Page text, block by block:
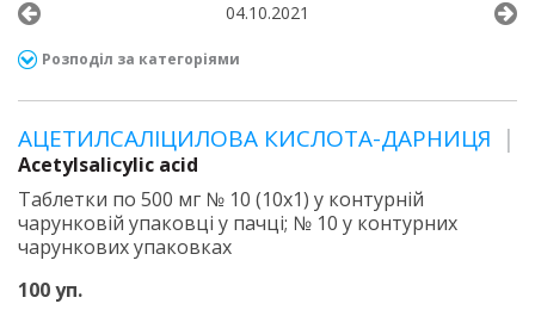
04.10.2021
Розподіл за категоріями
АЦЕТИЛСАЛІЦИЛОВА КИСЛОТА-ДАРНИЦЯ
Acetylsalicylic acid
Таблетки по 500 мг № 10 (10х1) у контурній
чарунковій упаковці у пачці; № 10 у контурних
чарункових упаковках
100 уп.